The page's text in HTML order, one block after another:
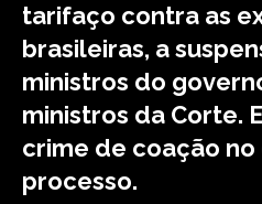
tarifaço contra as
brasileiras, a
ministros do
ministros da Corte.
crime de coação no
processo.